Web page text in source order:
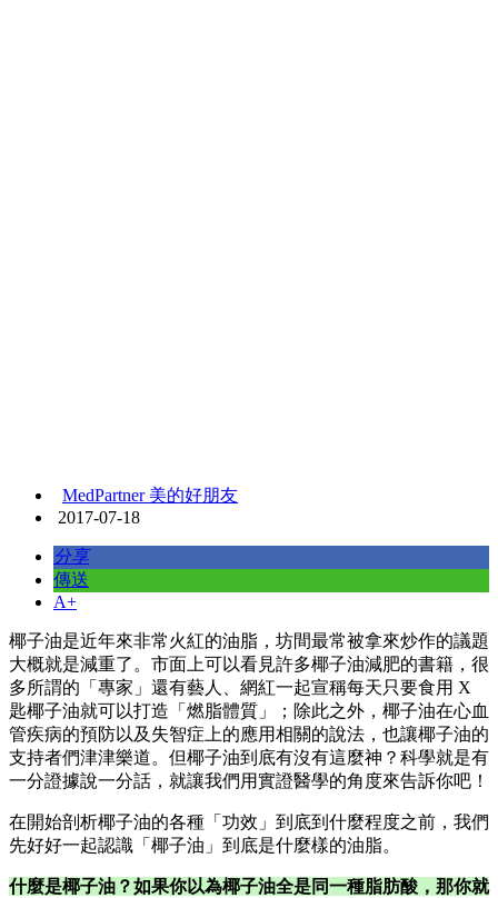
MedPartner 美的好朋友
2017-07-18
分享
傳送
A+
椰子油是近年來非常火紅的油脂，坊間最常被拿來炒作的議題
大概就是減重了。市面上可以看見許多椰子油減肥的書籍，很
多所謂的「專家」還有藝人、網紅一起宣稱每天只要食用 X
匙椰子油就可以打造「燃脂體質」；除此之外，椰子油在心血
管疾病的預防以及失智症上的應用相關的說法，也讓椰子油的
支持者們津津樂道。但椰子油到底有沒有這麼神？科學就是有
一分證據說一分話，就讓我們用實證醫學的角度來告訴你吧！
在開始剖析椰子油的各種「功效」到底到什麼程度之前，我們
先好好一起認識「椰子油」到底是什麼樣的油脂。
什麼是椰子油？如果你以為椰子油全是同一種脂肪酸，那你就